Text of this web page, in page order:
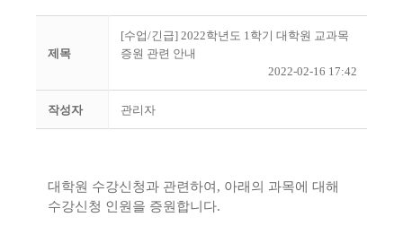
제목
[수업/긴급] 2022학년도 1학기 대학원 교과목
증원 관련 안내
2022-02-16 17:42
작성자 관리자
대학원 수강신청과 관련하여, 아래의 과목에 대해
수강신청 인원을 증원합니다.